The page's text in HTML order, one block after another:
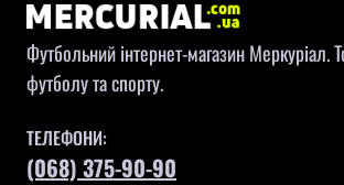
Футбольний інтернет-магазин Меркуріал.
футболу та спорту.
ТЕЛЕФОНИ:
(068) 375-90-90